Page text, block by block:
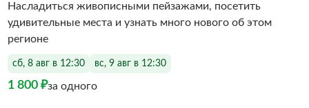
Насладиться живописными пейзажами, посетить
удивительные места и узнать много нового об этом
регионе
сб, 8 авг в 12:30 вс, 9 авг в 12:30
1 800 ₽за одного